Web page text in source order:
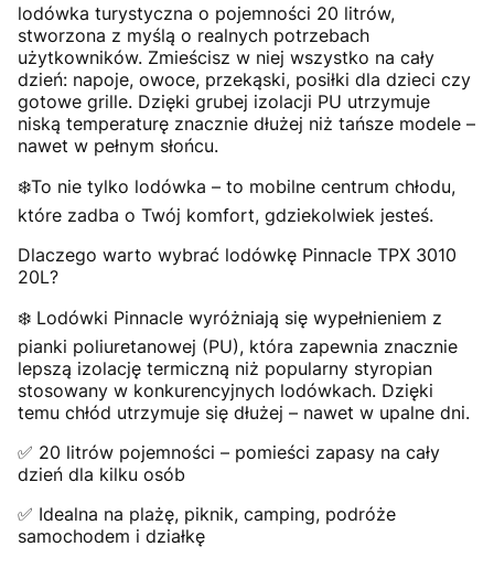
lodówka turystyczna o pojemności 20 litrów,
stworzona z myślą o realnych potrzebach
użytkowników. Zmieścisz w niej wszystko na cały
dzień: napoje, owoce, przekąski, posiłki dla dzieci czy
gotowe grille. Dzięki grubej izolacji PU utrzymuje
niską temperaturę znacznie dłużej niż tańsze modele –
nawet w pełnym słońcu.
❄️To nie tylko lodówka – to mobilne centrum chłodu,
które zadba o Twój komfort, gdziekolwiek jesteś.
Dlaczego warto wybrać lodówkę Pinnacle TPX 3010
20L?
❄️ Lodówki Pinnacle wyróżniają się wypełnieniem z
pianki poliuretanowej (PU), która zapewnia znacznie
lepszą izolację termiczną niż popularny styropian
stosowany w konkurencyjnych lodówkach. Dzięki
temu chłód utrzymuje się dłużej – nawet w upalne dni.
✅ 20 litrów pojemności – pomieści zapasy na cały
dzień dla kilku osób
✅ Idealna na plażę, piknik, camping, podróże
samochodem i działkę